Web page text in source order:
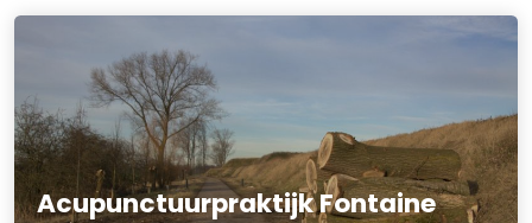
Acupunctuurpraktijk Fontaine